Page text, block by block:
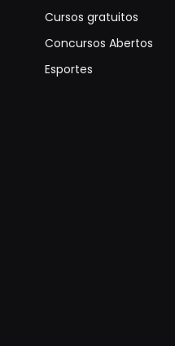
Cursos gratuitos
Concursos Abertos
Esportes